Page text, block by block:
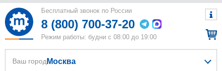
Бесплатный звонок по России
8 (800) 700-37-20
Режим работы: будни с 08:00 до 19:00
Ваш город Москва